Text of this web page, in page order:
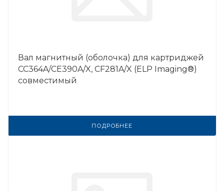
Вал магнитный (оболочка) для картриджей
CC364A/CE390A/X, CF281A/X (ELP Imaging®)
совместимый
ПОДРОБНЕЕ